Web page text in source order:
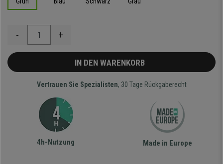
- +
IN DEN WARENKORB
Vertrauen Sie Spezialisten, 30 Tage Rückgaberecht
4h-Nutzung Made in Europe